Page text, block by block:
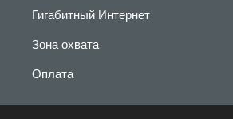
Гигабитный Интернет
Зона охвата
Оплата